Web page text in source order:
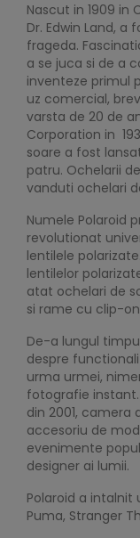
Nascut in 1909 in
Dr. Edwin Land,
frageda.
a se juca si de a
inventeze primul
uz comercial,
varsta de 20 de
Corporation in
soare a fost
patru. Ochelarii
vanduti ochelari
Numele Polaroid
revolutionat
lentilele
lentilelor
atat ochelari de
si rame cu clip-
De-a lungul
despre
urma urmei,
fotografie
din 2001,
accesoriu de
evenimente
designer ai lumii.
Polaroid a intalnit
Puma, Stranger